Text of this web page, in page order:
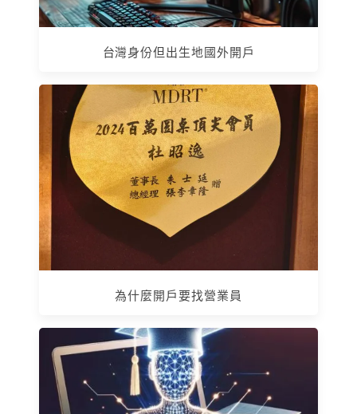
台灣身份但出生地國外開戶
為什麼開戶要找營業員